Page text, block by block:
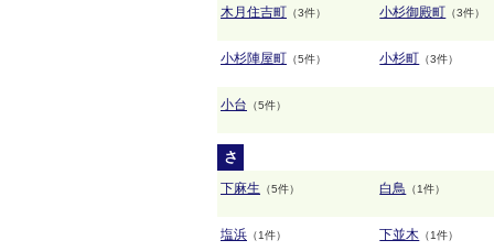
木月住吉町 （3件） 小杉御殿町 （3件）
小杉陣屋町 （5件） 小杉町 （3件）
小台 （5件）
さ
下麻生 （5件） 白鳥 （1件）
塩浜 （1件） 下並木 （1件）